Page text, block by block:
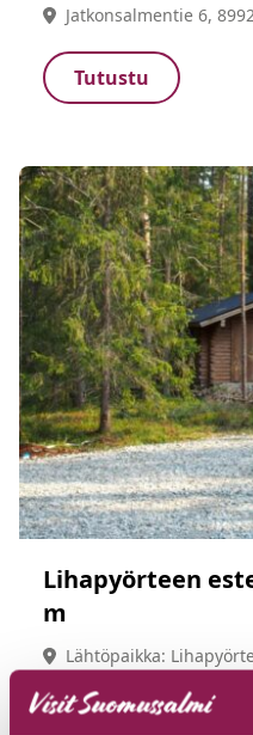
Jatkonsalmentie 6,
Tutustu
Lihapyörteen
m
Lähtöpaikka:
Tutustu